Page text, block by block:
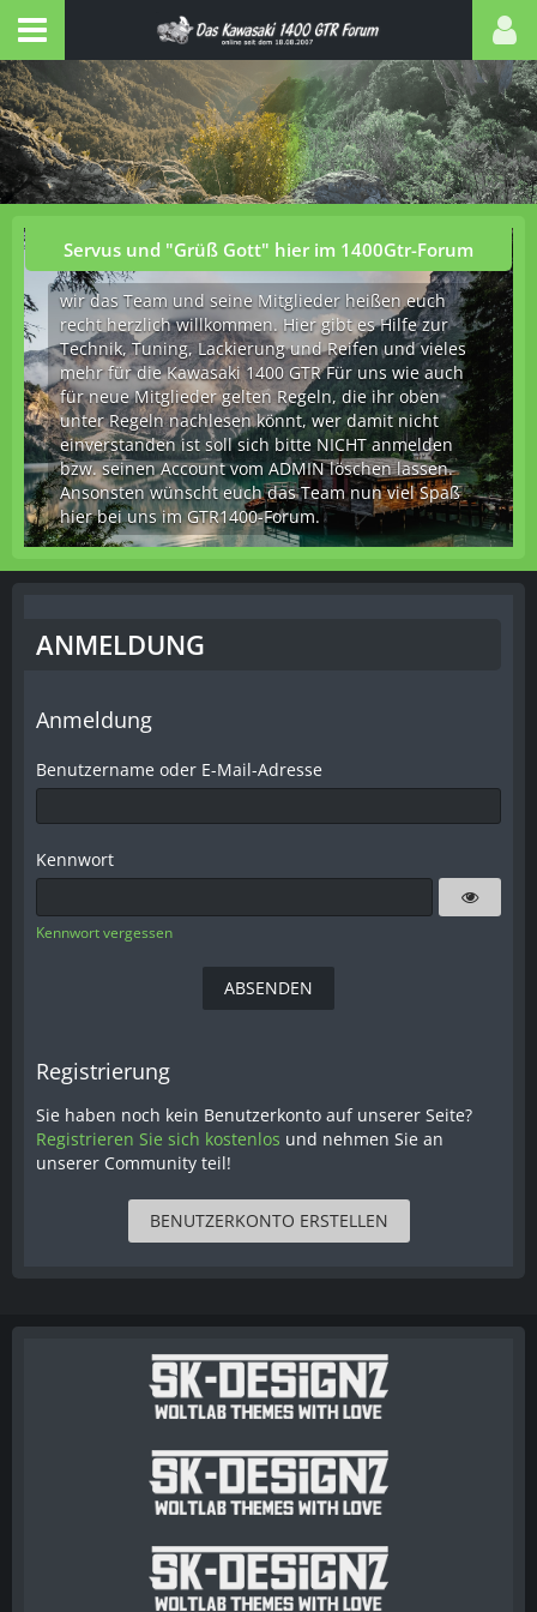
Servus und "Grüß Gott" hier im 1400Gtr-Forum
wir das Team und seine Mitglieder heißen euch
recht herzlich willkommen. Hier gibt es Hilfe zur
Technik, Tuning, Lackierung und Reifen und vieles
mehr für die Kawasaki 1400 GTR Für uns wie auch
für neue Mitglieder gelten Regeln, die ihr oben
unter Regeln nachlesen könnt, wer damit nicht
einverstanden ist soll sich bitte NICHT anmelden
bzw. seinen Account vom ADMIN löschen lassen.
Ansonsten wünscht euch das Team nun viel Spaß
hier bei uns im GTR1400-Forum.
ANMELDUNG
Anmeldung
Benutzername oder E-Mail-Adresse
Kennwort
Kennwort vergessen
Registrierung
Sie haben noch kein Benutzerkonto auf unserer Seite?
Registrieren Sie sich kostenlos und nehmen Sie an
unserer Community teil!
BENUTZERKONTO ERSTELLEN